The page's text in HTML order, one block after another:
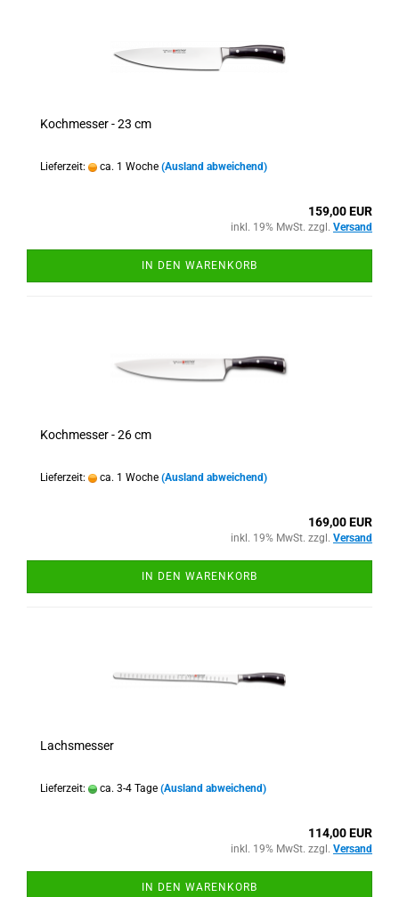
Kochmesser - 23 cm
Lieferzeit: ca. 1 Woche (Ausland abweichend)
159,00 EUR
inkl. 19% MwSt. zzgl. Versand
IN DEN WARENKORB
Kochmesser - 26 cm
Lieferzeit: ca. 1 Woche (Ausland abweichend)
169,00 EUR
inkl. 19% MwSt. zzgl. Versand
IN DEN WARENKORB
Lachsmesser
Lieferzeit: ca. 3-4 Tage (Ausland abweichend)
114,00 EUR
inkl. 19% MwSt. zzgl. Versand
IN DEN WARENKORB